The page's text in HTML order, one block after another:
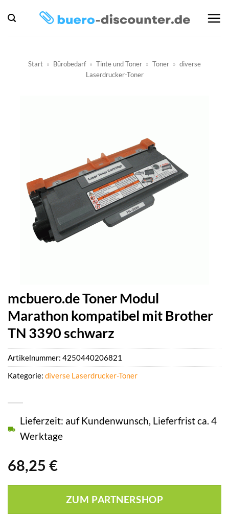
Inhalt
springen
Start » Bürobedarf » Tinte und Toner » Toner » diverse
Laserdrucker-Toner
mcbuero.de Toner Modul
Marathon kompatibel mit Brother
TN 3390 schwarz
68,25 €
Lieferzeit: auf Kundenwunsch, Lieferfrist ca. 4
Werktage
ZUM PARTNERSHOP
Artikelnummer: 4250440206821
Kategorie: diverse Laserdrucker-Toner